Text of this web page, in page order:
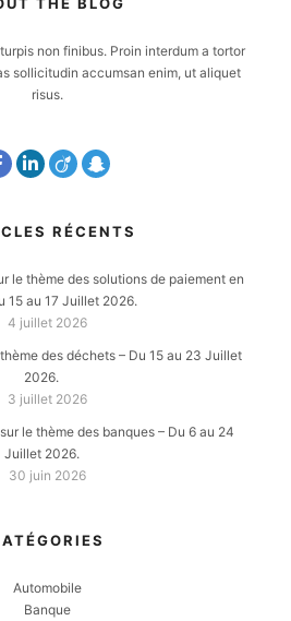
non finibus. Proin interdum a tortor
sollicitudin accumsan enim, ut aliquet
risus.
RÉCENTS
le thème des solutions de paiement en
15 au 17 Juillet 2026.
4 juillet 2026
des déchets – Du 15 au 23 Juillet
2026.
3 juillet 2026
le thème des banques – Du 6 au 24
Juillet 2026.
30 juin 2026
Automobile
Banque